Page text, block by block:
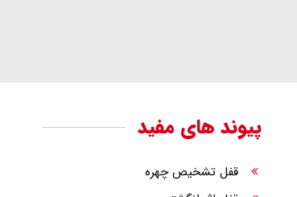
پیوند های مفید
قفل تشخیص چهره